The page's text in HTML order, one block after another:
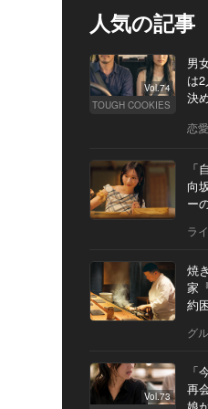
人気の記事
Vol.74
TOUGH COOKIES
男
は
決
恋愛
「
向
ー
ラ
焼
家
約
グ
Vol.73
「
再